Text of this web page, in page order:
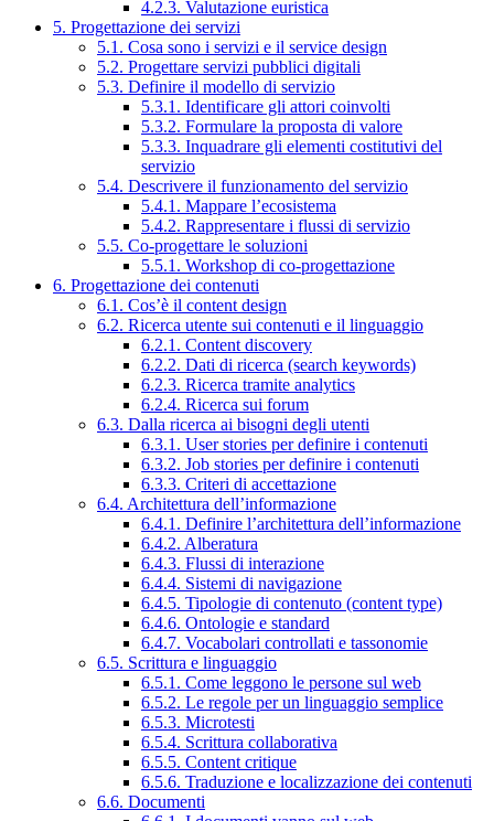
4.2.3. Valutazione euristica
5. Progettazione dei servizi
5.1. Cosa sono i servizi e il service design
5.2. Progettare servizi pubblici digitali
5.3. Definire il modello di servizio
5.3.1. Identificare gli attori coinvolti
5.3.2. Formulare la proposta di valore
5.3.3. Inquadrare gli elementi costitutivi del
servizio
5.4. Descrivere il funzionamento del servizio
5.4.1. Mappare l’ecosistema
5.4.2. Rappresentare i flussi di servizio
5.5. Co-progettare le soluzioni
5.5.1. Workshop di co-progettazione
6. Progettazione dei contenuti
6.1. Cos’è il content design
6.2. Ricerca utente sui contenuti e il linguaggio
6.2.1. Content discovery
6.2.2. Dati di ricerca (search keywords)
6.2.3. Ricerca tramite analytics
6.2.4. Ricerca sui forum
6.3. Dalla ricerca ai bisogni degli utenti
6.3.1. User stories per definire i contenuti
6.3.2. Job stories per definire i contenuti
6.3.3. Criteri di accettazione
6.4. Architettura dell’informazione
6.4.1. Definire l’architettura dell’informazione
6.4.2. Alberatura
6.4.3. Flussi di interazione
6.4.4. Sistemi di navigazione
6.4.5. Tipologie di contenuto (content type)
6.4.6. Ontologie e standard
6.4.7. Vocabolari controllati e tassonomie
6.5. Scrittura e linguaggio
6.5.1. Come leggono le persone sul web
6.5.2. Le regole per un linguaggio semplice
6.5.3. Microtesti
6.5.4. Scrittura collaborativa
6.5.5. Content critique
6.5.6. Traduzione e localizzazione dei contenuti
6.6. Documenti